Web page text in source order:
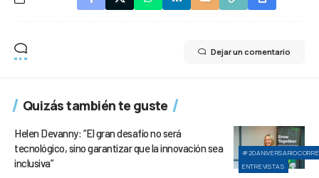
Dejar un comentario
Quizás también te guste
ENTREVISTAS
Helen Devanny: “El gran desafío no será
tecnológico, sino garantizar que la innovación sea
inclusiva”